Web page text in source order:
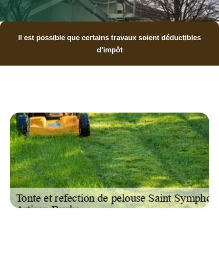
Il est possible que certains travaux soient déductibles
d’impôt